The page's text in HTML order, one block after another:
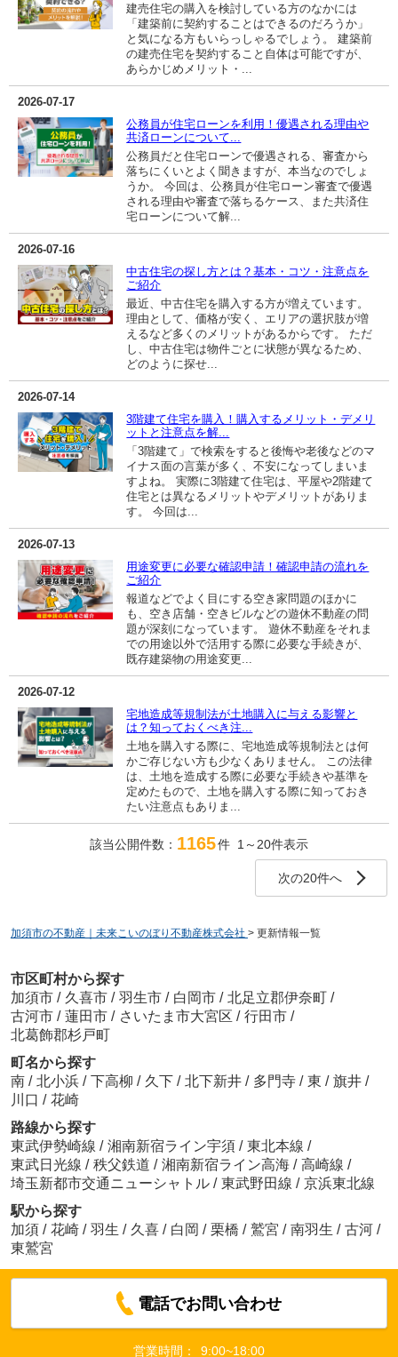
建売住宅の購入を検討している方のなかには
「建築前に契約することはできるのだろうか」
と気になる方もいらっしゃるでしょう。 建築前
の建売住宅を契約すること自体は可能ですが、
あらかじめメリット・...
2026-07-17
公務員が住宅ローンを利用！優遇される理由や
共済ローンについて...
公務員だと住宅ローンで優遇される、審査から
落ちにくいとよく聞きますが、本当なのでしょ
うか。 今回は、公務員が住宅ローン審査で優遇
される理由や審査で落ちるケース、また共済住
宅ローンについて解...
2026-07-16
中古住宅の探し方とは？基本・コツ・注意点を
ご紹介
最近、中古住宅を購入する方が増えています。
理由として、価格が安く、エリアの選択肢が増
えるなど多くのメリットがあるからです。 ただ
し、中古住宅は物件ごとに状態が異なるため、
どのように探せ...
2026-07-14
3階建て住宅を購入！購入するメリット・デメリ
ットと注意点を解...
「3階建て」で検索をすると後悔や老後などのマ
イナス面の言葉が多く、不安になってしまいま
すよね。 実際に3階建て住宅は、平屋や2階建て
住宅とは異なるメリットやデメリットがありま
す。 今回は...
2026-07-13
用途変更に必要な確認申請！確認申請の流れを
ご紹介
報道などでよく目にする空き家問題のほかに
も、空き店舗・空きビルなどの遊休不動産の問
題が深刻になっています。 遊休不動産をそれま
での用途以外で活用する際に必要な手続きが、
既存建築物の用途変更...
2026-07-12
宅地造成等規制法が土地購入に与える影響と
は？知っておくべき注...
土地を購入する際に、宅地造成等規制法とは何
かご存じない方も少なくありません。 この法律
は、土地を造成する際に必要な手続きや基準を
定めたもので、土地を購入する際に知っておき
たい注意点もありま...
該当公開件数： 1165件 1～20件表示
次の20件へ
加須市の不動産｜未来こいのぼり不動産株式会社 > 更新情報一覧
市区町村から探す
加須市 / 久喜市 / 羽生市 / 白岡市 / 北足立郡伊奈町 /
古河市 / 蓮田市 / さいたま市大宮区 / 行田市 /
北葛飾郡杉戸町
町名から探す
南 / 北小浜 / 下高柳 / 久下 / 北下新井 / 多門寺 / 東 / 旗井 /
川口 / 花崎
路線から探す
東武伊勢崎線 / 湘南新宿ライン宇須 / 東北本線 /
東武日光線 / 秩父鉄道 / 湘南新宿ライン高海 / 高崎線 /
埼玉新都市交通ニューシャトル / 東武野田線 / 京浜東北線
駅から探す
加須 / 花崎 / 羽生 / 久喜 / 白岡 / 栗橋 / 鷲宮 / 南羽生 / 古河 /
東鷲宮
電話でお問い合わせ
営業時間： 9:00~18:00